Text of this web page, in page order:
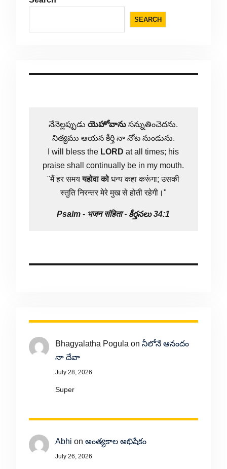
SEARCH
నేనెల్లప్పుడుయెహోవాను సన్నుతించెదను.
నిత్యము ఆయన కీర్తి నా నోట నుండును.
I will bless the LORD at all times; his
praise shall continually be in my mouth.
"मैं हर समययहोवा कोधन्य कहा करूंगा; उसकी
स्तुति निरन्तर मेरे मुख से होती रहेगी।"
Psalm - भजन संहिता- కీర్తనలు 34:1
Bhagyalatha Pogula on నీలోనే ఆనందం
నా దేవా
July 28, 2026
Super
Abhi on అంత్యకాల అభిషేకం
July 26, 2026